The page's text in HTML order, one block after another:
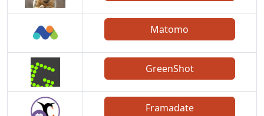
Matomo
GreenShot
Framadate